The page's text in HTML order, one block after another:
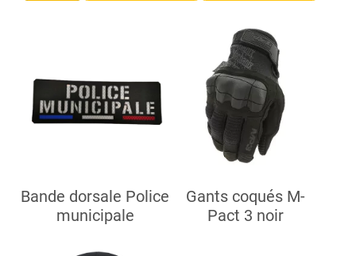
Bande dorsale Police
municipale
Gants coqués M-
Pact 3 noir